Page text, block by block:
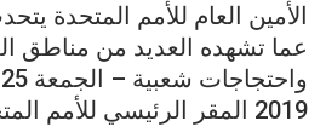
الأمين العام للأمم المتحدة
عما تشهده العديد من مناطق
2019 المقر الرئيسي للأمم المتحدة